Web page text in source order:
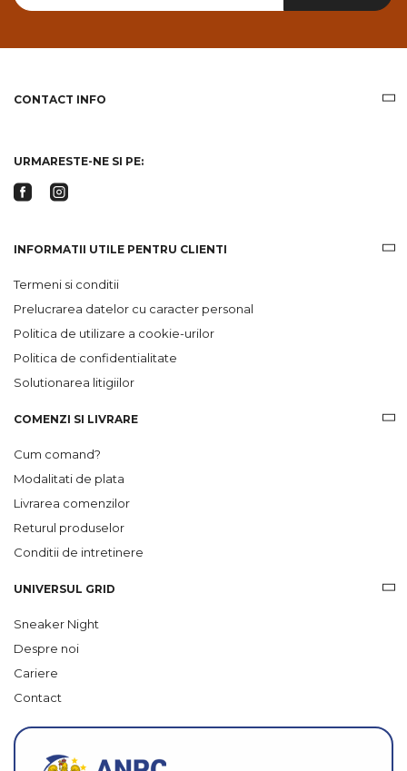
informatii
CONTACT INFO
URMARESTE-NE SI PE:
INFORMATII UTILE PENTRU CLIENTI
Termeni si conditii
Prelucrarea datelor cu caracter personal
Politica de utilizare a cookie-urilor
Politica de confidentialitate
Solutionarea litigiilor
COMENZI SI LIVRARE
Cum comand?
Modalitati de plata
Livrarea comenzilor
Returul produselor
Conditii de intretinere
UNIVERSUL GRID
Sneaker Night
Despre noi
Cariere
Contact